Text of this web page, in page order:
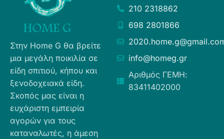
Στην Home G θα βρείτε
μια μεγάλη ποικιλία σε
είδη σπιτιού, κήπου και
ξενοδοχειακά είδη.
Σκοπός μας είναι η
ευχάριστη εμπειρία
αγορών για τους
καταναλωτές, η άμεση
210 2318862
698 2801866
info@homeg.gr
Αριθμός ΓΕΜΗ:
83411402000